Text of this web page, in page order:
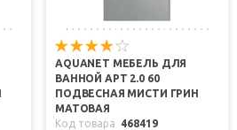
AQUANET МЕБЕЛЬ ДЛЯ
ВАННОЙ АРТ 2.0 60
ПОДВЕСНАЯ МИСТИ ГРИН
МАТОВАЯ
Код товара
468419